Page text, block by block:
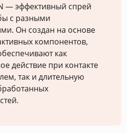
— эффективный спрей
с разными
Он создан на основе
компонентов,
как
действие при контакте
так и длительную